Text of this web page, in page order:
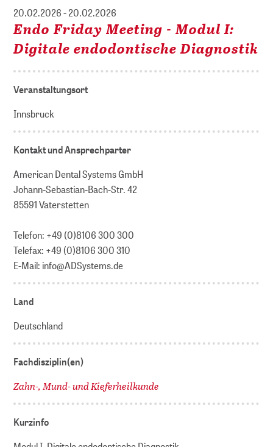
20.02.2026 - 20.02.2026
Endo Friday Meeting - Modul I:
Digitale endodontische Diagnostik
Veranstaltungsort
Innsbruck
Kontakt und Ansprechparter
American Dental Systems GmbH
Johann-Sebastian-Bach-Str. 42
85591 Vaterstetten
Telefon: +49 (0)8106 300 300
Telefax: +49 (0)8106 300 310
E-Mail: info@ADSystems.de
Land
Deutschland
Fachdisziplin(en)
Zahn-, Mund- und Kieferheilkunde
Kurzinfo